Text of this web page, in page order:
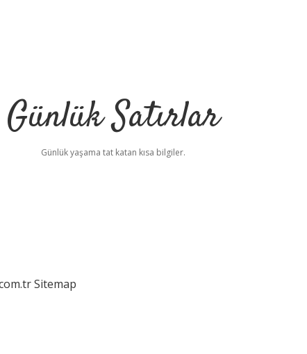
Günlük Satırlar
Günlük yaşama tat katan kısa bilgiler.
Sitemap